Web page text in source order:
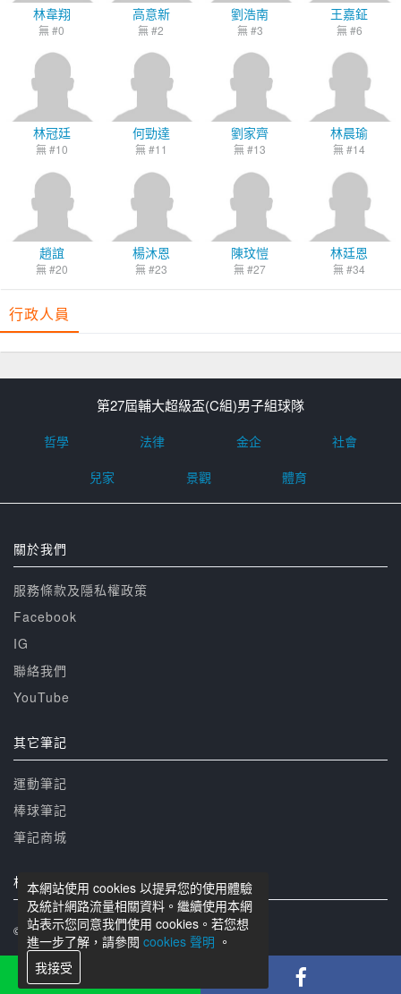
林韋翔
無 #0
高意新
無 #2
劉浩南
無 #3
王嘉鉦
無 #6
林冠廷
無 #10
何勁達
無 #11
劉家齊
無 #13
林晨瑜
無 #14
趙誼
無 #20
楊沐恩
無 #23
陳玟愷
無 #27
林廷恩
無 #34
行政人員
第27屆輔大超級盃(C組)男子組球隊
哲學 法律 金企
社會
兒家
景觀 體育
本網站使用 cookies 以提昇您的使用體驗
及統計網路流量相關資料。繼續使用本網
站表示您同意我們使用 cookies。若您想
進一步了解，請參閱 cookies 聲明 。
我接受
關於我們
服務條款及隱私權政策
Facebook
IG
聯絡我們
YouTube
其它筆記
運動筆記
棒球筆記
筆記商城
相關網站
© 籃球筆記 版權所有